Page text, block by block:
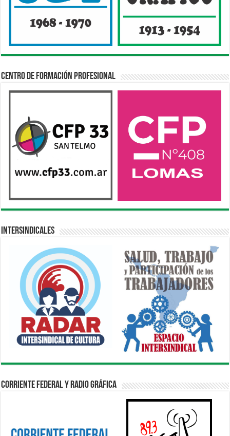
Centro de Formación Profesional
Intersindicales
Corriente Federal y Radio Gráfica